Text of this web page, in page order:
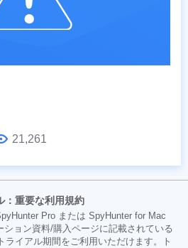
21,261
重要な利用規約
Pro または SpyHunter for Mac
ション資料/購入ページに記載されている
ライアル期間をご利用いただけます。ト